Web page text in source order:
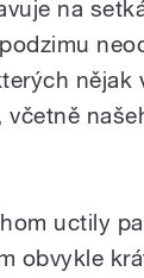
na
nějak
uctily
obvykle